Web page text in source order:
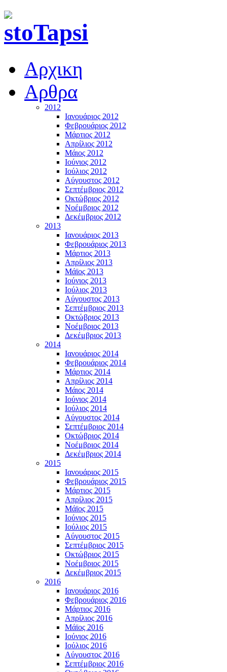
Αρχικη
Αρθρα
2012
Ιανουάριος 2012
Φεβρουάριος 2012
Μάρτιος 2012
Απρίλιος 2012
Μάιος 2012
Ιούνιος 2012
Ιούλιος 2012
Αύγουστος 2012
Σεπτέμβριος 2012
Οκτώβριος 2012
Νοέμβριος 2012
Δεκέμβριος 2012
2013
Ιανουάριος 2013
Φεβρουάριος 2013
Μάρτιος 2013
Απρίλιος 2013
Μάϊος 2013
Ιούνιος 2013
Ιούλιος 2013
Αύγουστος 2013
Σεπτέμβριος 2013
Οκτώβριος 2013
Νοέμβριος 2013
Δεκέμβριος 2013
2014
Ιανουάριος 2014
Φεβρουάριος 2014
Μάρτιος 2014
Απρίλιος 2014
Μάιος 2014
Ιούνιος 2014
Ιούλιος 2014
Αύγουστος 2014
Σεπτέμβριος 2014
Οκτώβριος 2014
Νοέμβριος 2014
Δεκέμβριος 2014
2015
Ιανουάριος 2015
Φεβρουάριος 2015
Μάρτιος 2015
Απρίλιος 2015
Μάϊος 2015
Ιούνιος 2015
Ιούλιος 2015
Αύγουστος 2015
Σεπτέμβριος 2015
Οκτώβριος 2015
Νοέμβριος 2015
Δεκέμβριος 2015
2016
Ιανουάριος 2016
Φεβρουάριος 2016
Μάρτιος 2016
Απρίλιος 2016
Μάϊος 2016
Ιούνιος 2016
Ιούλιος 2016
Αύγουστος 2016
Σεπτέμβριος 2016